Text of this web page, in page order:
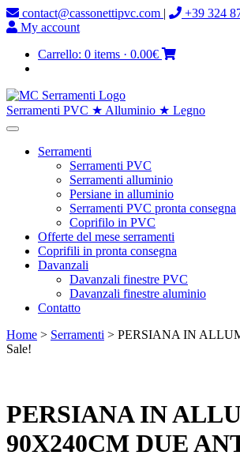
contact@cassonettipvc.com |
+39 324
My account
Carrello: 0 items · 0.00€
Serramenti PVC ★ Alluminio ★ Legno
Serramenti
Serramenti PVC
Serramenti alluminio
Persiane in alluminio
Serramenti PVC pronta consegna
Coprifilo in PVC
Offerte del mese serramenti
Coprifili in pronta consegna
Davanzali
Davanzali finestre PVC
Davanzali finestre aluminio
Contatto
Home > Serramenti > PERSIANA IN
Sale!
PERSIANA IN
90X240CM DUE